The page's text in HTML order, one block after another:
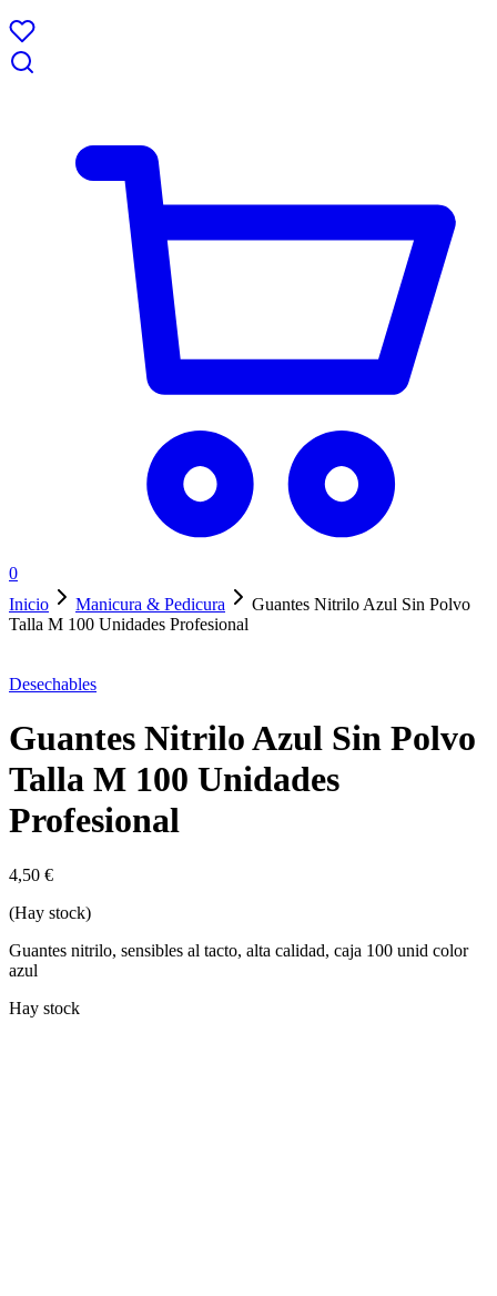
0
Inicio
Manicura & Pedicura
Guantes Nitrilo Azul Sin Polvo
Talla M 100 Unidades Profesional
Desechables
Guantes Nitrilo Azul Sin Polvo
Talla M 100 Unidades
Profesional
4,50 €
(Hay stock)
Guantes nitrilo, sensibles al tacto, alta calidad, caja 100 unid color
azul
Hay stock